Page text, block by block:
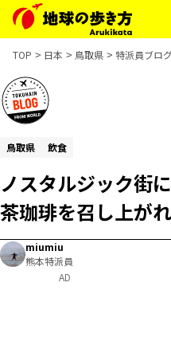
TOP 日本 鳥取県 特派員ブロ
鳥取県 飲食
ノスタルジック街
茶珈琲を召し上が
miumiu
熊本特派員
AD